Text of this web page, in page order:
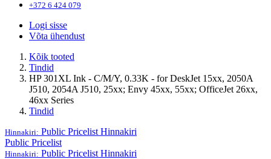
+372 6 424 079
Logi sisse
Võta ühendust
Kõik tooted
Tindid
HP 301XL Ink - C/M/Y, 0.33K - for DeskJet 15xx, 2050A
J510, 2054A J510, 25xx; Envy 45xx, 55xx; OfficeJet 26xx,
46xx Series
Tindid
Hinnakiri: Public Pricelist Hinnakiri
Public Pricelist
Hinnakiri: Public Pricelist Hinnakiri